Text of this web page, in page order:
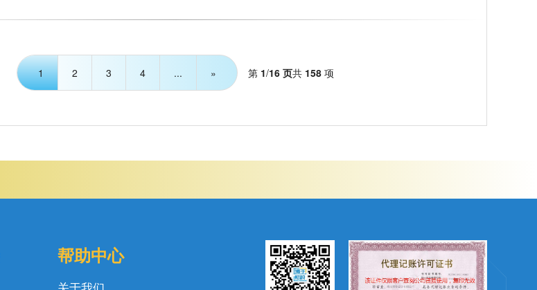
1 2 3 4 ... » 第 1/16 页共 158 项
帮助中心